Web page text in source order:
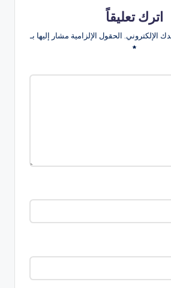
اترك تعليقاً
الإلكتروني. الحقول الإلزامية مشار إليها بـ
*